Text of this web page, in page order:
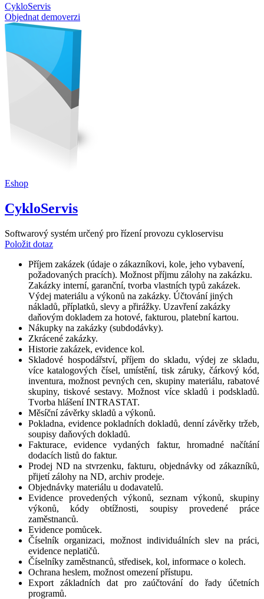
CykloServis
Objednat demoverzi
Eshop
CykloServis
Softwarový systém určený pro řízení provozu cykloservisu
Položit dotaz
Příjem zakázek (údaje o zákazníkovi, kole, jeho vybavení,
požadovaných pracích). Možnost příjmu zálohy na zakázku.
Zakázky interní, garanční, tvorba vlastních typů zakázek.
Výdej materiálu a výkonů na zakázky. Účtování jiných
nákladů, příplatků, slevy a přirážky. Uzavření zakázky
daňovým dokladem za hotové, fakturou, platební kartou.
Nákupky na zakázky (subdodávky).
Zkrácené zakázky.
Historie zakázek, evidence kol.
Skladové hospodářství, příjem do skladu, výdej ze skladu,
více katalogových čísel, umístění, tisk záruky, čárkový kód,
inventura, možnost pevných cen, skupiny materiálu, rabatové
skupiny, tiskové sestavy. Možnost více skladů i podskladů.
Tvorba hlášení INTRASTAT.
Měsíční závěrky skladů a výkonů.
Pokladna, evidence pokladních dokladů, denní závěrky tržeb,
soupisy daňových dokladů.
Fakturace, evidence vydaných faktur, hromadné načítání
dodacích listů do faktur.
Prodej ND na stvrzenku, fakturu, objednávky od zákazníků,
přijetí zálohy na ND, archiv prodeje.
Objednávky materiálu u dodavatelů.
Evidence provedených výkonů, seznam výkonů, skupiny
výkonů, kódy obtížnosti, soupisy provedené práce
zaměstnanců.
Evidence pomůcek.
Číselník organizaci, možnost individuálních slev na práci,
evidence neplatičů.
Číselníky zaměstnanců, středisek, kol, informace o kolech.
Ochrana heslem, možnost omezení přístupu.
Export základních dat pro zaúčtování do řady účetních
programů.